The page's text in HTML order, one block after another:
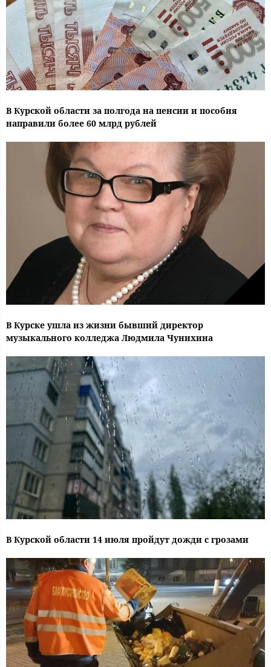
В Курской области за полгода на пенсии и пособия
направили более 60 млрд рублей
В Курске ушла из жизни бывший директор
музыкального колледжа Людмила Чунихина
В Курской области 14 июля пройдут дожди с грозами